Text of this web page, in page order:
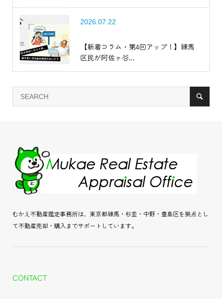
2026.07.22
【新着コラム・第4回アップ！】練馬
区民が阿佐ヶ谷...
むかえ不動産鑑定事務所は、東京都練馬・杉並・中野・豊島区を拠点とし
て不動産売却・購入までサポートしています。
CONTACT